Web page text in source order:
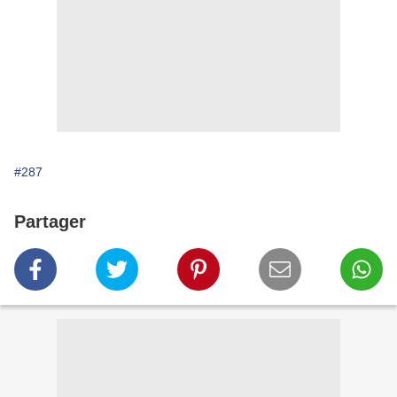
#287
Partager